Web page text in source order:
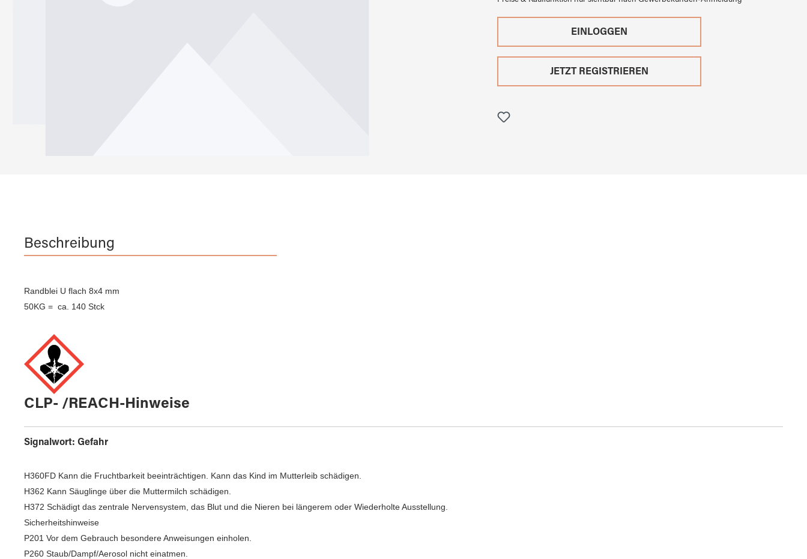
EINLOGGEN
JETZT REGISTRIEREN
Beschreibung
Randblei U flach 8x4 mm
50KG = ca. 140 Stck
CLP- /REACH-Hinweise
Signalwort: Gefahr
H360FD Kann die Fruchtbarkeit beeinträchtigen. Kann das Kind im Mutterleib schädigen.
H362 Kann Säuglinge über die Muttermilch schädigen.
H372 Schädigt das zentrale Nervensystem, das Blut und die Nieren bei längerem oder Wiederholte Ausstellung.
Sicherheitshinweise
P201 Vor dem Gebrauch besondere Anweisungen einholen.
P260 Staub/Dampf/Aerosol nicht einatmen.